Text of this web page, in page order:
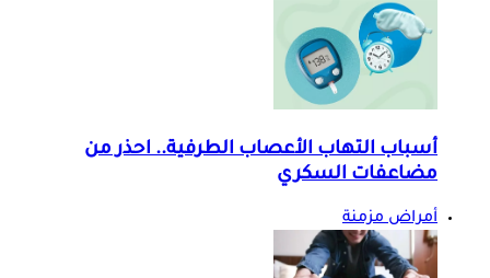
أسباب التهاب الأعصاب الطرفية.. احذر من
مضاعفات السكري
أمراض مزمنة